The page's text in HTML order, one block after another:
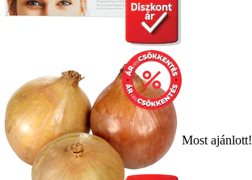
Most ajánlott!